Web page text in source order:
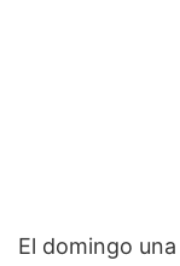
El domingo